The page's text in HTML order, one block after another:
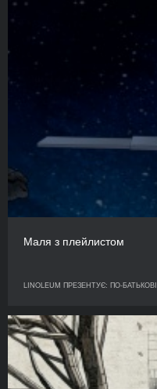
Маля з плейлистом
LINOLEUM ПРЕЗЕНТУЄ: ПО-БАТЬКОВІ